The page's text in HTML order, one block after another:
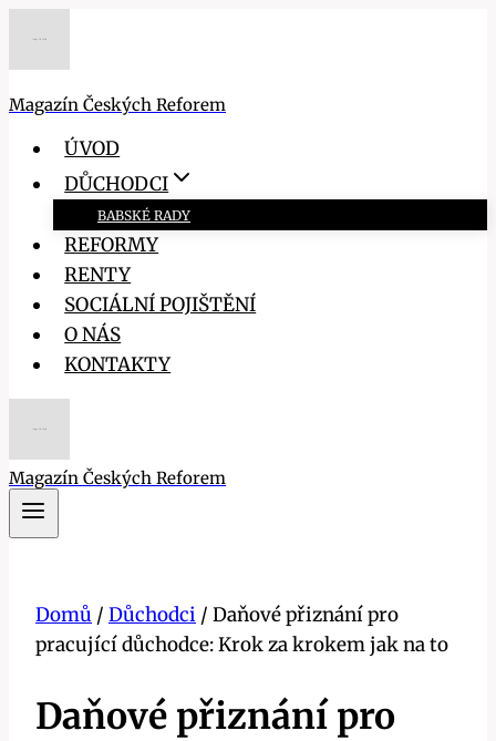
Magazín Českých Reforem
ÚVOD
DŮCHODCI
BABSKÉ RADY
REFORMY
RENTY
SOCIÁLNÍ POJIŠTĚNÍ
O NÁS
KONTAKTY
Magazín Českých Reforem
Domů / Důchodci / Daňové přiznání pro
pracující důchodce: Krok za krokem jak na to
Daňové přiznání pro